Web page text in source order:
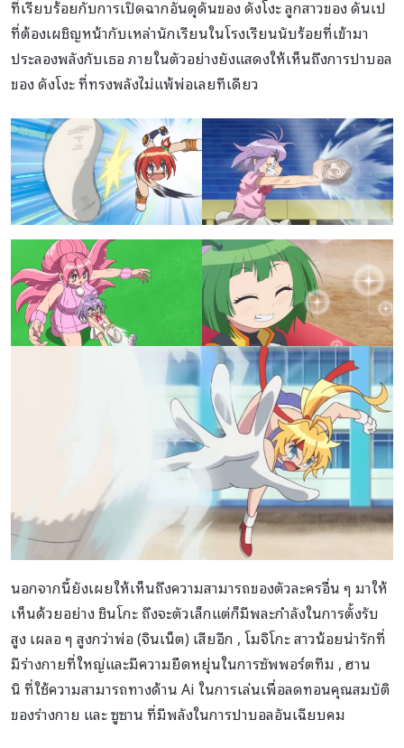
ที่เรียบร้อยกับการเปิดฉากอันดุดันของ ดังโงะ ลูกสาวของ ดันเป
ที่ต้องเผชิญหน้ากับเหล่านักเรียนในโรงเรียนนับร้อยที่เข้ามา
ประลองพลังกับเธอ ภายในตัวอย่างยังแสดงให้เห็นถึงการปาบอล
ของ ดังโงะ ที่ทรงพลังไม่แพ้พ่อเลยทีเดียว
นอกจากนี้ยังเผยให้เห็นถึงความสามารถของตัวละครอื่น ๆ มาให้
เห็นด้วยอย่าง ชินโกะ ถึงจะตัวเล็กแต่ก็มีพละกำลังในการตั้งรับ
สูง เผลอ ๆ สูงกว่าพ่อ (จินเน็ต) เสียอีก , โมจิโกะ สาวน้อยน่ารักที่
มีร่างกายที่ใหญ่และมีความยืดหยุ่นในการซัพพอร์ตทีม , ฮาน
นิ ที่ใช้ความสามารถทางด้าน Ai ในการเล่นเพื่อลดทอนคุณสมบัติ
ของร่างกาย และ ซูซาน ที่มีพลังในการปาบอลอันเฉียบคม